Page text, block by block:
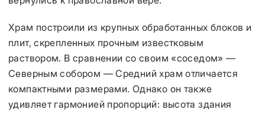
Храм построили из крупных обработанных блоков и
плит, скрепленных прочным известковым
раствором. В сравнении со своим «соседом» —
Северным собором — Средний храм отличается
компактными размерами. Однако он также
удивляет гармонией пропорций: высота здания